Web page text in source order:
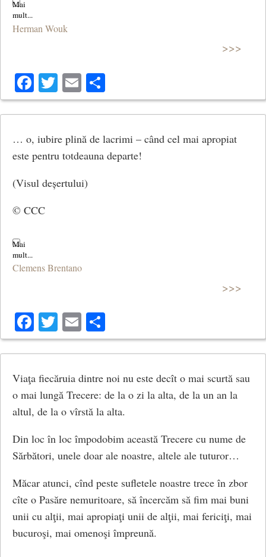
Herman Wouk
>>>
Facebook
Twitter
Email
… o, iubire plină de lacrimi – când cel mai apropiat
este pentru totdeauna departe!
(Visul deșertului)
© CCC
Clemens Brentano
>>>
Facebook
Twitter
Email
Viaţa fiecăruia dintre noi nu este decît o mai scurtă sau
o mai lungă Trecere: de la o zi la alta, de la un an la
altul, de la o vîrstă la alta.
Din loc în loc împodobim această Trecere cu nume de
Sărbători, unele doar ale noastre, altele ale tuturor…
Măcar atunci, cînd peste sufletele noastre trece în zbor
cîte o Pasăre nemuritoare, să încercăm să fim mai buni
unii cu alţii, mai apropiaţi unii de alţii, mai fericiţi, mai
bucuroşi, mai omenoşi împreună.